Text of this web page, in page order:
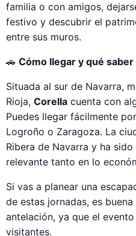
familia o con amigos,
festivo y descubrir el
entre sus muros.
🚗 Cómo llegar y qué
Situada al sur de Navarra,
Rioja, Corella cuenta con
Puedes llegar fácilmente
Logroño o Zaragoza. La
Ribera de Navarra y ha
relevante tanto en lo
Si vas a planear una
de estas jornadas, es
antelación, ya que el
visitantes.